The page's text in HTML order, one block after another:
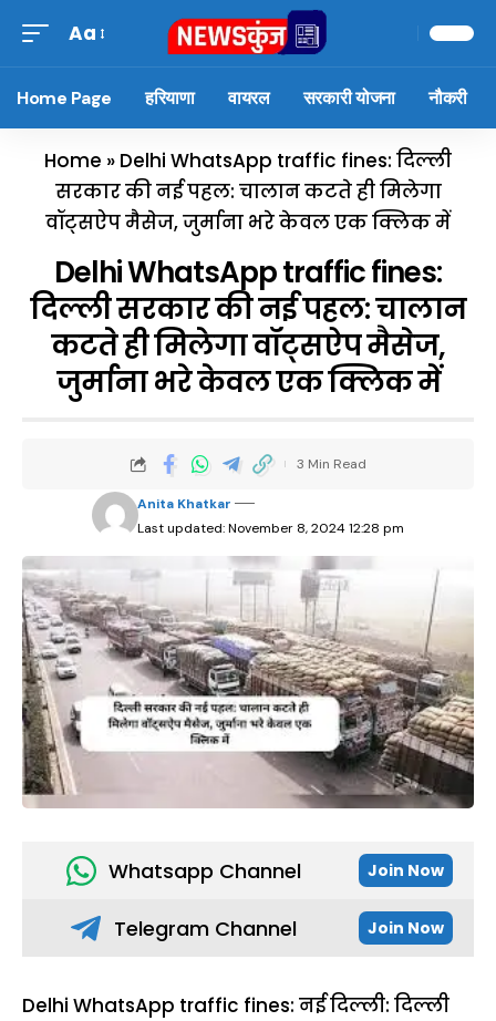
Aa
Home Page हरियाणा वायरल सरकारी योजना नौकरी
Home » Delhi WhatsApp traffic fines: दिल्ली
सरकार की नई पहल: चालान कटते ही मिलेगा
वॉट्सऐप मैसेज, जुर्माना भरे केवल एक क्लिक में
Delhi WhatsApp traffic fines:
दिल्ली सरकार की नई पहल: चालान
कटते ही मिलेगा वॉट्सऐप मैसेज,
जुर्माना भरे केवल एक क्लिक में
Last updated: November 8, 2024 12:28 pm
Anita Khatkar
3 Min Read
Whatsapp Channel Join Now
Telegram Channel Join Now
Delhi WhatsApp traffic fines: नई दिल्ली: दिल्ली